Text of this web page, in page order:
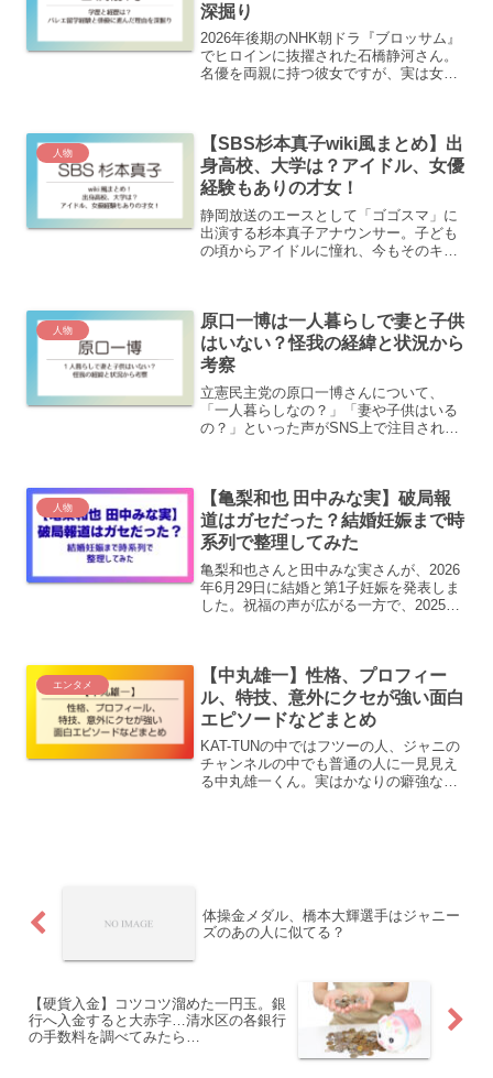
深掘り
2026年後期のNHK朝ドラ『ブロッサム』
でヒロインに抜擢された石橋静河さん。
名優を両親に持つ彼女ですが、実は女優
の学歴やバレエ留学...
人物
【SBS杉本真子wiki風まとめ】出
身高校、大学は？アイドル、女優
経験もありの才女！
静岡放送のエースとして「ゴゴスマ」に
出演する杉本真子アナウンサー。子ども
の頃からアイドルに憧れ、今もそのキュ
年齢や学歴、アイドル志...
人物
原口一博は一人暮らしで妻と子供
はいない？怪我の経緯と状況から
考察
立憲民主党の原口一博さんについて、
「一人暮らしなの？」「妻や子供はいる
の？」といった声がSNS上で注目されて
出来事から、家...
人物
【亀梨和也 田中みな実】破局報
道はガセだった？結婚妊娠まで時
系列で整理してみた
亀梨和也さんと田中みな実さんが、2026
年6月29日に結婚と第1子妊娠を発表しま
した。祝福の声が広がる一方で、2025年
のではないでし...
エンタメ
【中丸雄一】性格、プロフィー
ル、特技、意外にクセが強い面白
エピソードなどまとめ
KAT-TUNの中ではフツーの人、ジャニの
チャンネルの中でも普通の人に一見見え
る中丸雄一くん。実はかなりの癖強な性
体操金メダル、橋本大輝選手はジャニー
ズのあの人に似てる？
【硬貨入金】コツコツ溜めた一円玉。銀
行へ入金すると大赤字…清水区の各銀行
の手数料を調べてみたら…